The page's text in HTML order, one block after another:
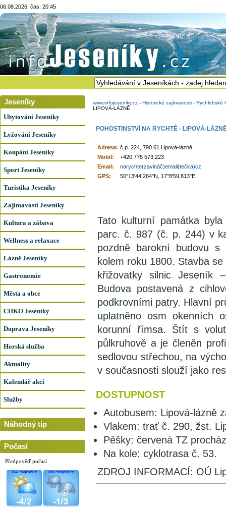
06.08.2026, čas: 20:45
Jeseníky
Ubytování Jeseníky
Lyžování Jeseníky
Koupání Jeseníky
Sport Jeseníky
Turistika Jeseníky
Zajímavosti Jeseníky
Kultura a zábava
Wellness a relaxace
Lázně Jeseníky
Gastronomie
Města a obce
CHKO Jeseníky
Doprava Jeseníky
Horská služba
Aktuality
Kalendář akcí
Služby
Náhodný tip
Počasí
Předpověď počasí
www.infojeseniky.cz - Historické zajímavosti - Rychlebské
LIPOVÁ-LÁZNĚ
POHOSTINSTVÍ NA RYCHTĚ - LIPOVÁ-
Adresa: č.p. 224, 790 61 Lipová-lázně
Mobil:
+420 775 573 223
Email:
narychte(zavináč)email(tečka)cz
GPS:
50°13'44,264"N, 17°8'59,813"E
Tato kulturní památka
parc. č. 987 (č. p. 244) v
pozdně barokní budovu
kolem roku 1800. Stavba
křižovatky silnic Jeseník
Budova postavená z
podkrovními patry. Hlavní
uplatněno osm okenních
korunní římsa. Štít s
půlkruhově a je členěn
sedlovou střechou, na
v současnosti slouží jako
DOSTUPNOST
Autobusem: Lipová-lázně
Vlakem: trať č. 290, žst.
Pěšky: červená TZ
Na kole: cyklotrasa č. 53.
ZDROJ INFORMACÍ: OÚ